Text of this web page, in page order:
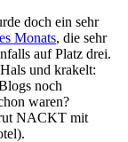
doch ein sehr
Monats, die sehr
auf Platz drei.
und krakelt:
noch
waren?
NACKT mit